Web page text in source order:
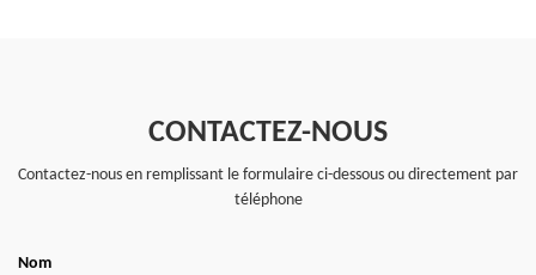
CONTACTEZ-NOUS
Contactez-nous en remplissant le formulaire ci-dessous ou directement par
téléphone
Nom